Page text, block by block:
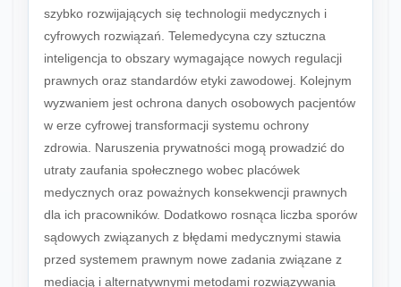
szybko rozwijających się technologii medycznych i
cyfrowych rozwiązań. Telemedycyna czy sztuczna
inteligencja to obszary wymagające nowych regulacji
prawnych oraz standardów etyki zawodowej. Kolejnym
wyzwaniem jest ochrona danych osobowych pacjentów
w erze cyfrowej transformacji systemu ochrony
zdrowia. Naruszenia prywatności mogą prowadzić do
utraty zaufania społecznego wobec placówek
medycznych oraz poważnych konsekwencji prawnych
dla ich pracowników. Dodatkowo rosnąca liczba sporów
sądowych związanych z błędami medycznymi stawia
przed systemem prawnym nowe zadania związane z
mediacją i alternatywnymi metodami rozwiązywania